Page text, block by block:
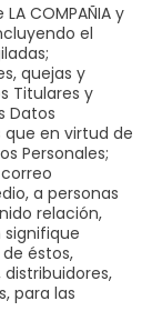
COMPAÑIA y
el
quejas y
Titulares y
Datos
que en virtud de
Personales;
a personas
relación,
éstos,
para las